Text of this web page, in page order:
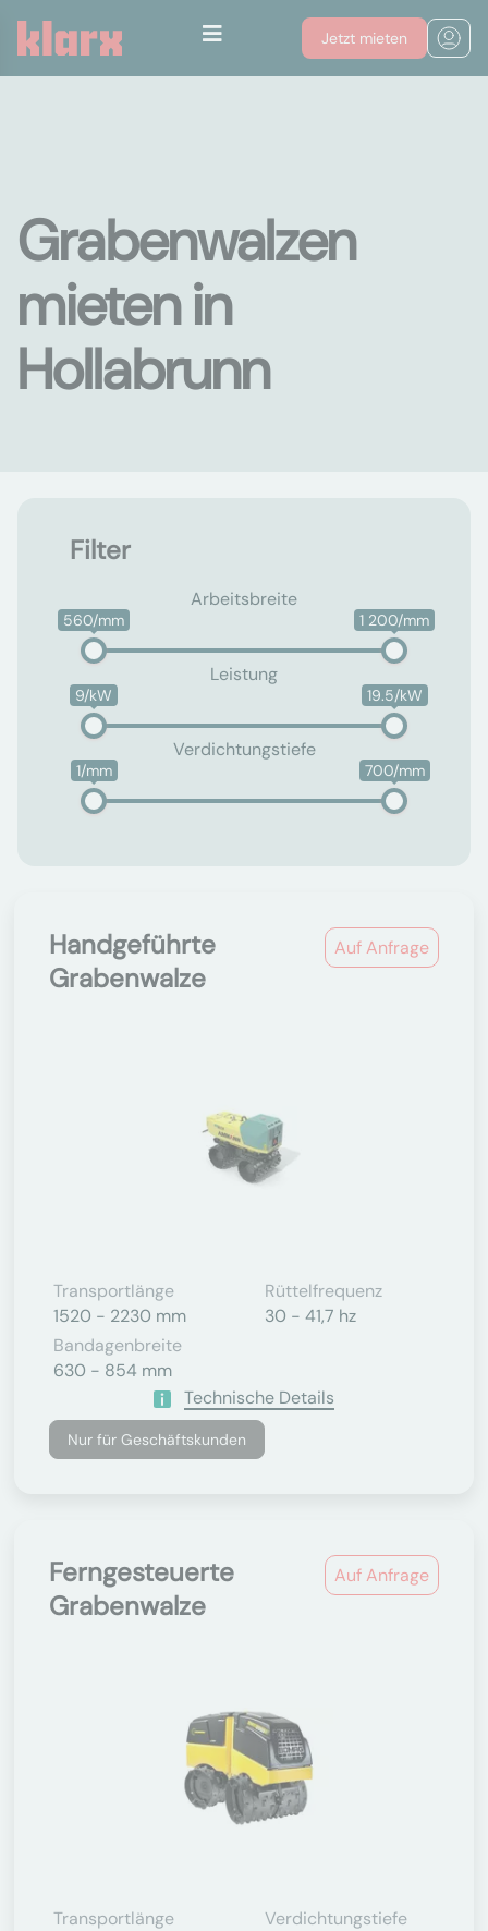
Jetzt mieten
Grabenwalzen
mieten in
Hollabrunn
Filter
Arbeitsbreite
560/mm 1 200/mm
Leistung
9/kW 19.5/kW
Verdichtungstiefe
1/mm 700/mm
Auf Anfrage
Handgeführte
Grabenwalze
Transportlänge
1520 - 2230 mm
Rüttelfrequenz
30 - 41,7 hz
Bandagenbreite
630 - 854 mm
Technische Details
Nur für Geschäftskunden
Auf Anfrage
Ferngesteuerte
Grabenwalze
Transportlänge
Verdichtungstiefe